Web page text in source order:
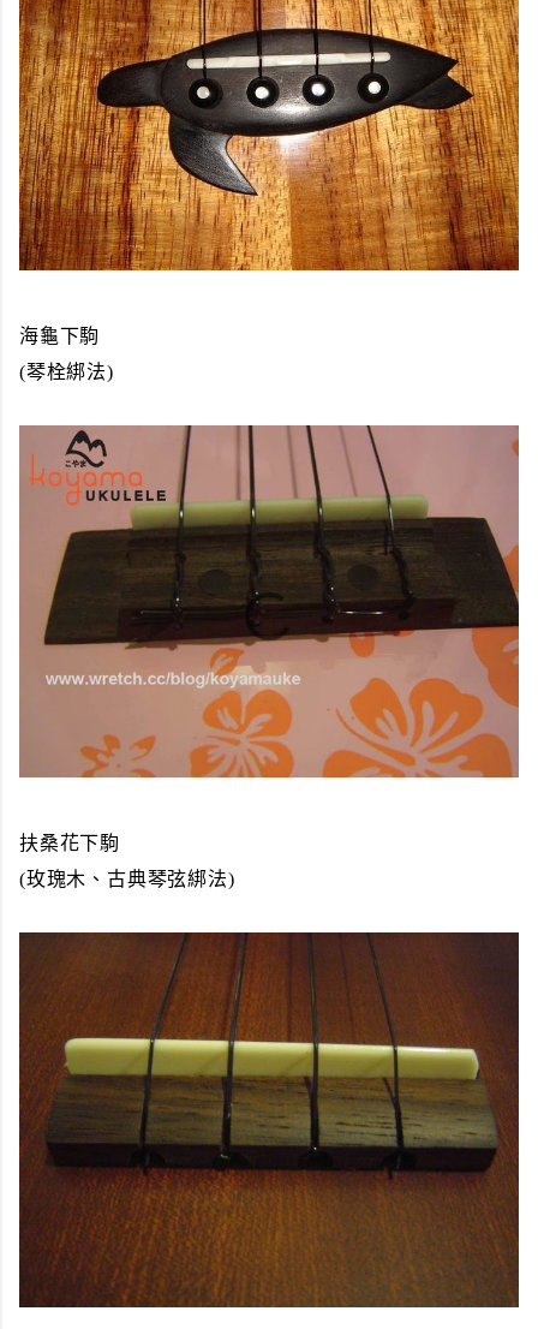
海龜下駒
(琴栓綁法)
扶桑花下駒
(玫瑰木、古典琴弦綁法)